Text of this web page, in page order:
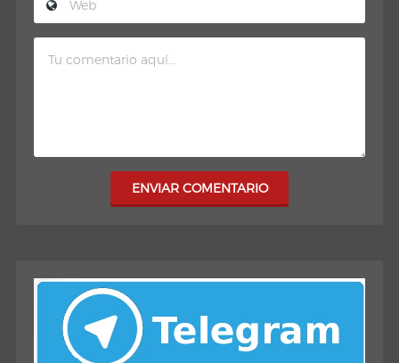
ENVIAR COMENTARIO